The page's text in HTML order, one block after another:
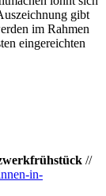
gibt
im Rahmen
eingereichten
//
in-